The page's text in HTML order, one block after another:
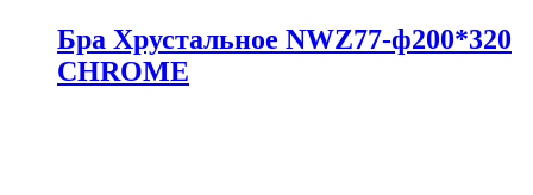
Бра Хрустальное NWZ77-ф200*320
CHROME